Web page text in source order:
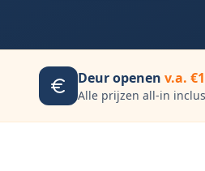
Deur openen v.a.
Alle prijzen all-in